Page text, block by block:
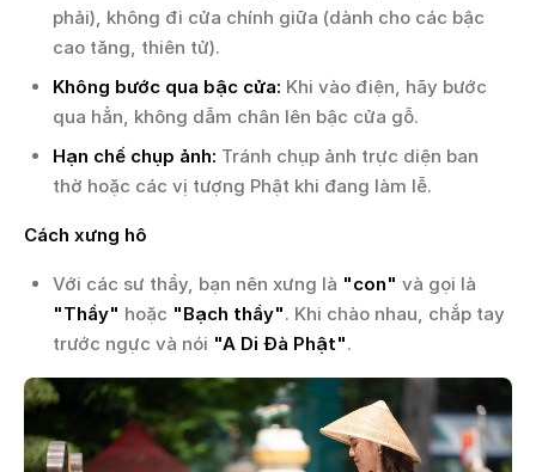
phải), không đi cửa chính giữa (dành cho các bậc
cao tăng, thiên tử).
Không bước qua bậc cửa: Khi vào điện, hãy bước
qua hẳn, không dẫm chân lên bậc cửa gỗ.
Hạn chế chụp ảnh: Tránh chụp ảnh trực diện ban
thờ hoặc các vị tượng Phật khi đang làm lễ.
Cách xưng hô
Với các sư thầy, bạn nên xưng là "con" và gọi là
"Thầy" hoặc "Bạch thầy". Khi chào nhau, chắp tay
trước ngực và nói "A Di Đà Phật".